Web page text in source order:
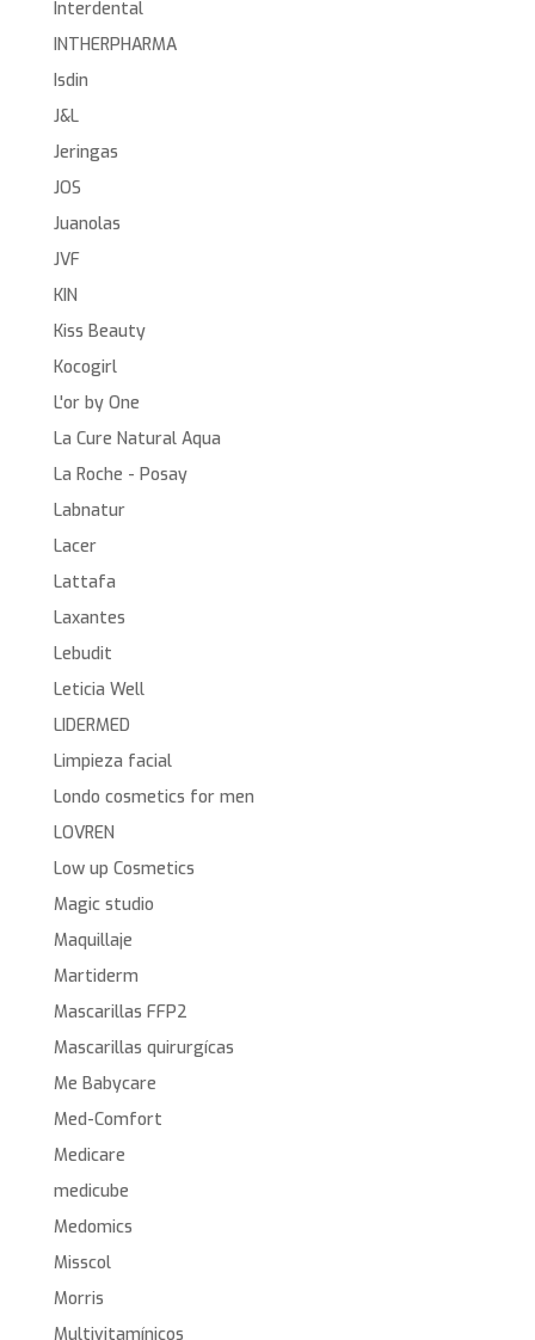
Interdental
INTHERPHARMA
Isdin
J&L
Jeringas
JOS
Juanolas
JVF
KIN
Kiss Beauty
Kocogirl
L'or by One
La Cure Natural Aqua
La Roche - Posay
Labnatur
Lacer
Lattafa
Laxantes
Lebudit
Leticia Well
LIDERMED
Limpieza facial
Londo cosmetics for men
LOVREN
Low up Cosmetics
Magic studio
Maquillaje
Martiderm
Mascarillas FFP2
Mascarillas quirurgícas
Me Babycare
Med-Comfort
Medicare
medicube
Medomics
Misscol
Morris
Multivitamínicos